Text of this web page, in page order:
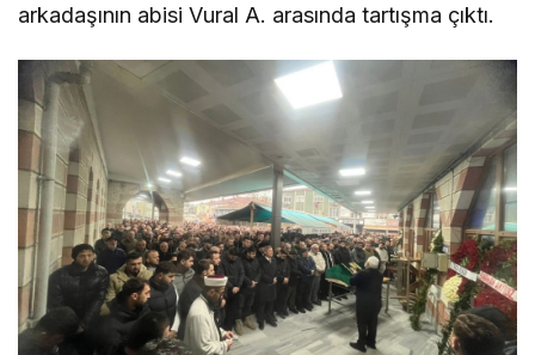
arkadaşının abisi Vural A. arasında tartışma çıktı.